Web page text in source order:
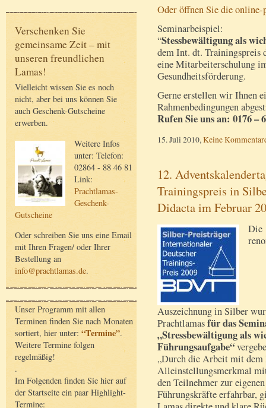
Verschenken Sie
gemeinsame Zeit – mit
unseren freundlichen
Lamas!
Vielleicht wissen Sie es noch
nicht, aber bei uns können Sie
auch Geschenk-Gutscheine
erwerben.
Weitere Infos
unter: Telefon:
02864 - 88 46 81
Link:
Prachtlamas-
Geschenk-
Gutscheine
Oder schreiben Sie uns eine Email
mit Ihren Fragen/ oder Ihrer
Bestellung an
info@prachtlamas.de.
Unser Programm mit allen
Terminen finden Sie nach Monaten
sortiert, hier unter: “Termine”.
Weitere Termine folgen
regelmäßig!
.
Im Folgenden finden Sie hier auf
der Startseite ein paar Highlight-
Termine:
Oder öffnen Sie die
Seminarbeispiel:
“Stessbewältigung als
dem Int. dt. Trainingspreis
eine Mitarbeiterschulung
Gesundheitsförderung.
Gerne erstellen wir Ihnen
Rahmenbedingungen
Rufen Sie uns an: 0176 –
15. Juli 2010,Keine
12.
Trainingspreis in
Didacta im Februar
Die
Auszeichnung in Silber
Prachtlamasfür das
„Stressbewältigung als
Führungsaufgabe“
„Durch die Arbeit mit dem
Alleinstellungsmerkmal
den Teilnehmer zur
Führungskräfte erfahrbar,